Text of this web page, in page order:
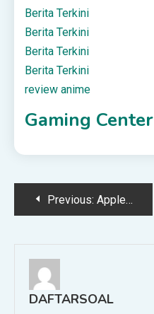
Berita Terkini
Berita Terkini
Berita Terkini
Berita Terkini
review anime
Gaming Center
PostPrevious: Applecrumby® Perkenal Rangkaian Penjagaan Kulit Kanak-Kanak Di Malaysia Brand Day 2026
DAFTARSOAL